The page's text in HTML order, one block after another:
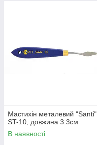
Мастихін металевий "Santi"
ST-10, довжина 3.3см
В наявності